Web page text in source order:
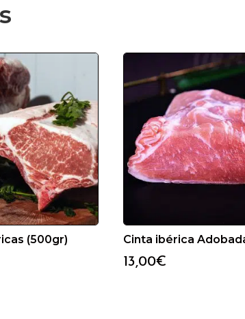
(500gr) Cinta ibérica
13,00€